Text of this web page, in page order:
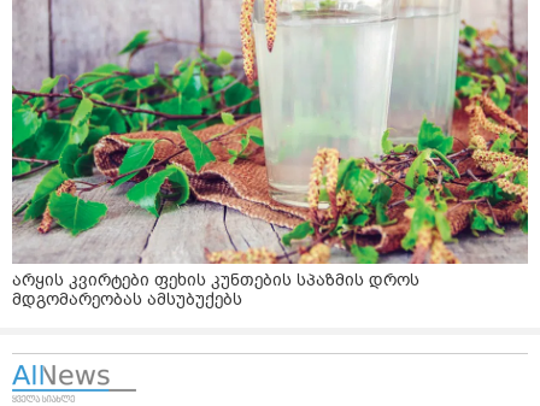
არყის კვირტები ფეხის კუნთების სპაზმის დროს
მდგომარეობას ამსუბუქებს